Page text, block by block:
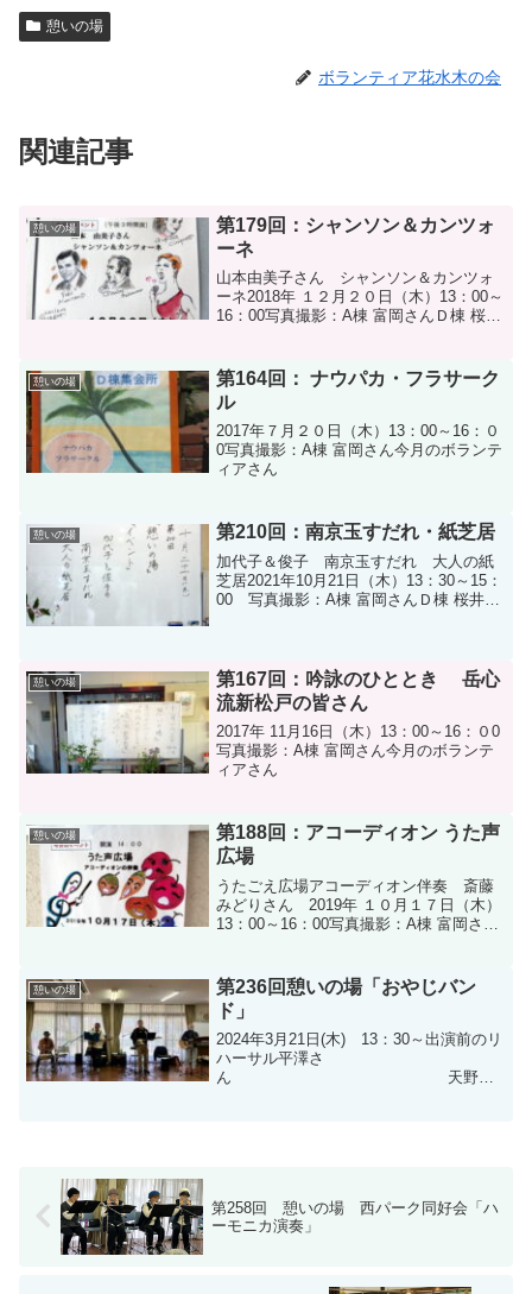
憩いの場
ボランティア花水木の会
関連記事
憩いの場
第179回：シャンソン＆カンツォ
ーネ
山本由美子さん シャンソン＆カンツォ
ーネ2018年 １２月２０日（木）13：00～
16：00写真撮影：A棟 富岡さんＤ棟 桜井
憩いの場
第164回： ナウパカ・フラサーク
ル
2017年７月２０日（木）13：00～16：０
0写真撮影：A棟 富岡さん今月のボランテ
ィアさん
憩いの場 第210回：南京玉すだれ・紙芝居
加代子＆俊子 南京玉すだれ 大人の紙
芝居2021年10月21日（木）13：30～15：
00 写真撮影：A棟 富岡さんＤ棟 桜井さ
憩いの場
第167回：吟詠のひととき 岳心
流新松戸の皆さん
2017年 11月16日（木）13：00～16：０0
写真撮影：A棟 富岡さん今月のボランテ
ィアさん
憩いの場
第188回：アコーディオン うた声
広場
うたごえ広場アコーディオン伴奏 斎藤
みどりさん 2019年 １０月１７日（木）
13：00～16：00写真撮影：A棟 富岡さん
憩いの場
第236回憩いの場「おやじバン
ド」
2024年3月21日(木) 13：30～出演前のリ
ハーサル平澤さ
ん 天野さ
第258回 憩いの場 西パーク同好会「ハ
ーモニカ演奏」